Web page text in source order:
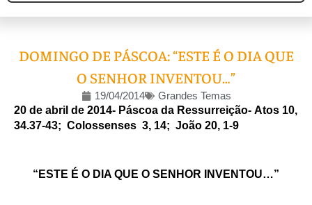
DOMINGO DE PÁSCOA: “ESTE É O DIA QUE
O SENHOR INVENTOU…”
19/04/2014
Grandes Temas
20 de abril de 2014- Páscoa da Ressurreição- Atos 10,
34.37-43; Colossenses 3, 14; João 20, 1-9
“ESTE É O DIA QUE O SENHOR INVENTOU…”